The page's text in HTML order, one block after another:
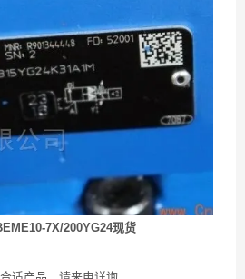
7X/200YG24现货